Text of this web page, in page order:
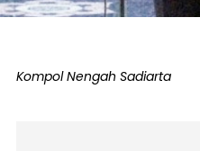
Kompol Nengah Sadiarta